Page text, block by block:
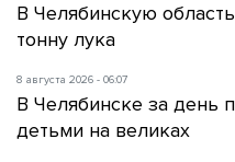
В Челябинскую
тонну лука
8 августа 2026 - 06:07
В Челябинске за день
детьми на великах